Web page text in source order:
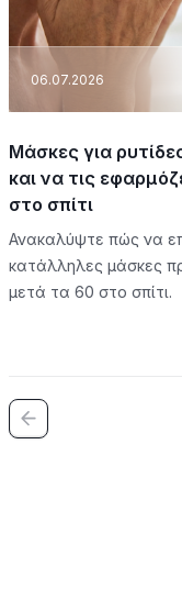
06.07.2026
Μάσκες για
και να τις
στο σπίτι
Ανακαλύψτε πώς να
κατάλληλες μάσκες
μετά τα 60 στο σπίτι.